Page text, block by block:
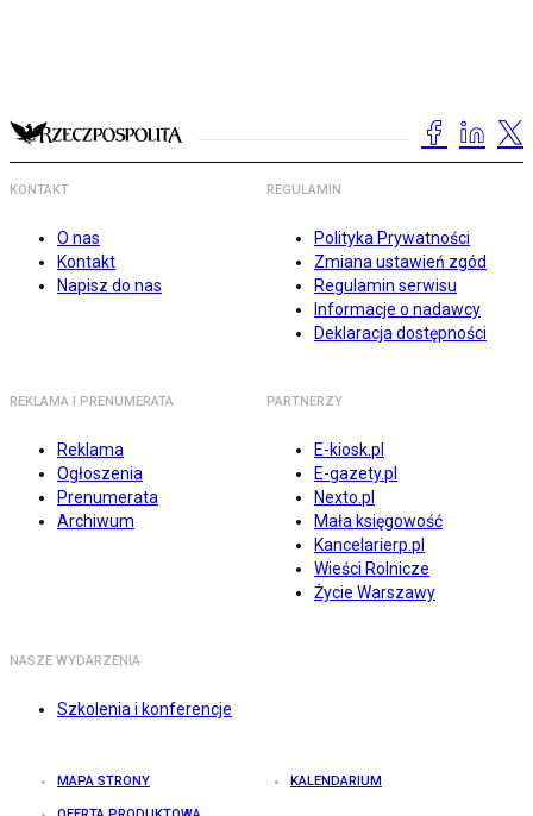
KONTAKT
O nas
Kontakt
Napisz do nas
REGULAMIN
Polityka Prywatności
Zmiana ustawień zgód
Regulamin serwisu
Informacje o nadawcy
Deklaracja dostępności
REKLAMA I PRENUMERATA
Reklama
Ogłoszenia
Prenumerata
Archiwum
PARTNERZY
E-kiosk.pl
E-gazety.pl
Nexto.pl
Mała księgowość
Kancelarierp.pl
Wieści Rolnicze
Życie Warszawy
NASZE WYDARZENIA
Szkolenia i konferencje
MAPA STRONY KALENDARIUM